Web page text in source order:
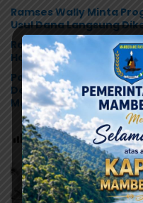
Ramses Wally Minta
Usul Dana Langsung
Ramses Wally: Festival
Harus Kembali Masuk
Polres Jayapura Selidiki
Depapre, Puluhan
Makanan Diuji
Post Views:71